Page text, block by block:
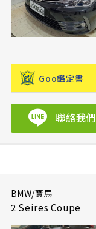
Goo鑑定書
聯絡我們
BMW/寶馬
2 Seires Coupe